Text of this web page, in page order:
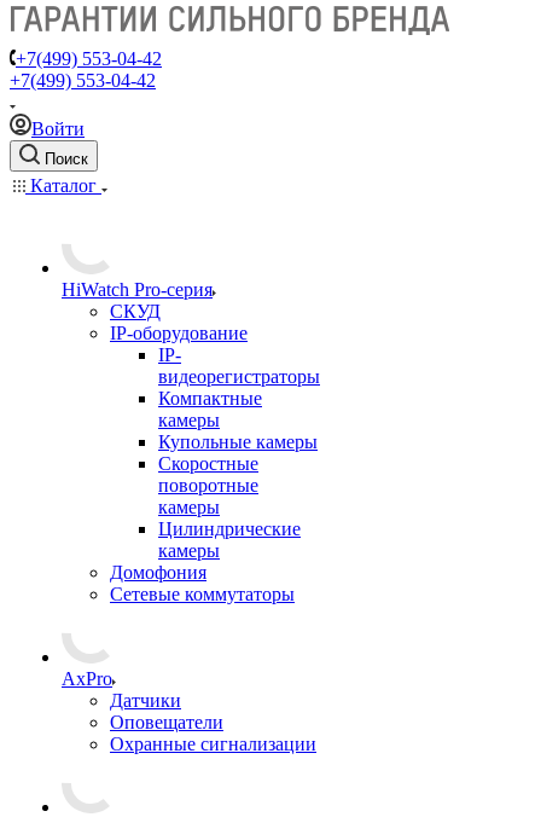
+7(499) 553-04-42
+7(499) 553-04-42
Войти
Поиск
Каталог
HiWatch Pro-серия
CКУД
IP-оборудование
IP-
видеорегистраторы
Компактные
камеры
Купольные камеры
Скоростные
поворотные
камеры
Цилиндрические
камеры
Домофония
Сетевые коммутаторы
AxPro
Датчики
Оповещатели
Охранные сигнализации